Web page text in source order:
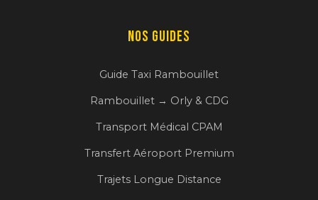
Nos Guides
Guide Taxi Rambouillet
Rambouillet → Orly & CDG
Transport Médical CPAM
Transfert Aéroport Premium
Trajets Longue Distance